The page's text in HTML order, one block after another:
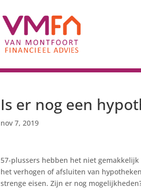
Is er nog een
nov 7, 2019
57-plussers hebben het niet
het verhogen of afsluiten van
strenge eisen. Zijn er nog